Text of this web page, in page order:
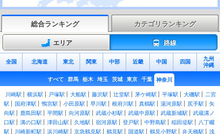
総合ランキング カテゴリランキング
エリア 路線
全国 北海道 東北 関東 中部 近畿 中国 四国
九州
沖縄
すべて 群馬 栃木 埼玉 茨城 東京 千葉 神奈川
川崎駅 横浜駅 戸塚駅 大船駅 藤沢駅 辻堂駅 茅ケ崎駅 平塚駅 大磯駅
二宮
駅
国府津駅 鴨宮駅 小田原駅 早川駅 根府川駅 真鶴駅 湯河原駅 尻手駅
矢
向駅
鹿島田駅 平間駅 向河原駅 武蔵小杉駅 武蔵中原駅 武蔵新城駅
武蔵溝ノ
口駅
溝の口駅 津田山駅 久地駅 宿河原駅 登戸駅 中野島駅 稲田堤駅
八丁畷
駅
川崎新町駅 浜川崎駅 京急鶴見駅 鶴見駅 国道駅 鶴見小野駅 弁天橋駅
浅